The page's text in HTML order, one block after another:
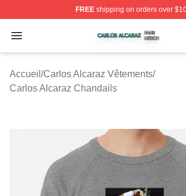
FREEshipping on orders over
Open menu
Carlos Alcaraz Shop ⚡️ Officially
Accueil /Carlos Alcaraz Vêtements/
Carlos Alcaraz Chandails